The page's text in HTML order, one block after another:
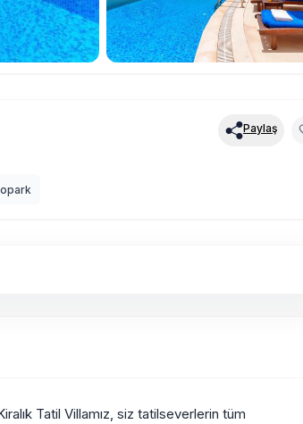
Paylaş
Tatil Villamız, siz tatilseverlerin tüm